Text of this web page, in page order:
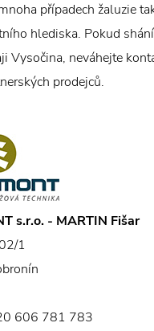
případech žaluzie
hlediska. Pokud
Vysočina, neváhejte
prodejců.
s.r.o. - MARTIN Fišar
1
606 781 783